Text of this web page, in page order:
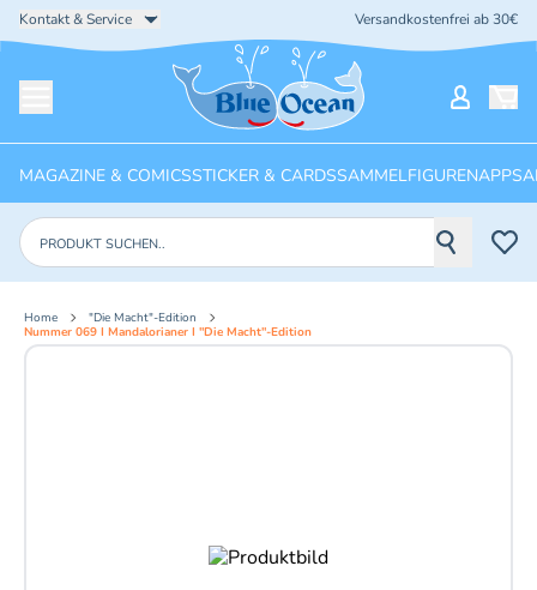
Kontakt & Service Versandkostenfrei ab 30€
Startseite
MAGAZINE & COMICSSTICKER & CARDSSAMMELFIGURENAPPS
Produkte suchen
Home
"Die Macht"-Edition
Nummer 069 I Mandalorianer I "Die Macht"-Edition